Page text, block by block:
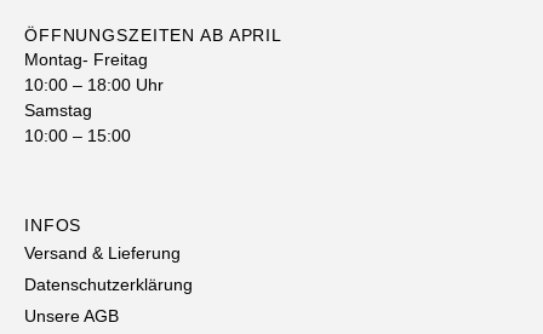
ÖFFNUNGSZEITEN AB APRIL
Montag- Freitag
10:00 – 18:00 Uhr
Samstag
10:00 – 15:00
INFOS
Versand & Lieferung
Datenschutzerklärung
Unsere AGB